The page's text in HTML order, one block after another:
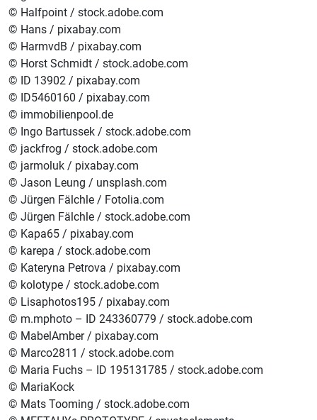
© Halfpoint / stock.adobe.com
© Hans / pixabay.com
© HarmvdB / pixabay.com
© Horst Schmidt / stock.adobe.com
© ID 13902 / pixabay.com
© ID5460160 / pixabay.com
© immobilienpool.de
© Ingo Bartussek / stock.adobe.com
© jackfrog / stock.adobe.com
© jarmoluk / pixabay.com
© Jason Leung / unsplash.com
© Jürgen Fälchle / Fotolia.com
© Jürgen Fälchle / stock.adobe.com
© Kapa65 / pixabay.com
© karepa / stock.adobe.com
© Kateryna Petrova / pixabay.com
© kolotype / stock.adobe.com
© Lisaphotos195 / pixabay.com
© m.mphoto – ID 243360779 / stock.adobe.com
© MabelAmber / pixabay.com
© Marco2811 / stock.adobe.com
© Maria Fuchs – ID 195131785 / stock.adobe.com
© MariaKock
© Mats Tooming / stock.adobe.com